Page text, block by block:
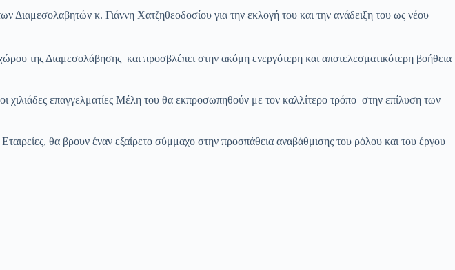
κ. Γιάννη Χατζηθεοδοσίου για την εκλογή του και την ανάδειξη του ως νέου
της Διαμεσολάβησης και προσβλέπει στην ακόμη ενεργότερη και αποτελεσματικότερη βοήθεια
χιλιάδες επαγγελματίες Μέλη του θα εκπροσωπηθούν με τον καλλίτερο τρόπο στην επίλυση των
θα βρουν έναν εξαίρετο σύμμαχο στην προσπάθεια αναβάθμισης του ρόλου και του έργου